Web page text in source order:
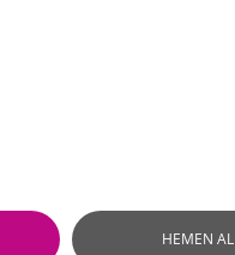
HEMEN AL